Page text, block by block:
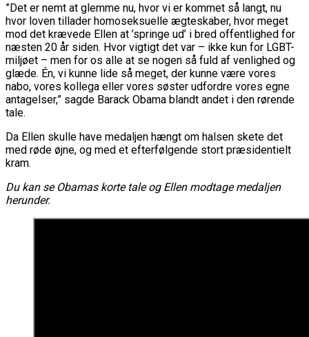
”Det er nemt at glemme nu, hvor vi er kommet så langt, nu
hvor loven tillader homoseksuelle ægteskaber, hvor meget
mod det krævede Ellen at ’springe ud’ i bred offentlighed for
næsten 20 år siden. Hvor vigtigt det var – ikke kun for LGBT-
miljøet – men for os alle at se nogen så fuld af venlighed og
glæde. Én, vi kunne lide så meget, der kunne være vores
nabo, vores kollega eller vores søster udfordre vores egne
antagelser,” sagde Barack Obama blandt andet i den rørende
tale.
Da Ellen skulle have medaljen hængt om halsen skete det
med røde øjne, og med et efterfølgende stort præsidentielt
kram.
Du kan se Obamas korte tale og Ellen modtage medaljen
herunder.